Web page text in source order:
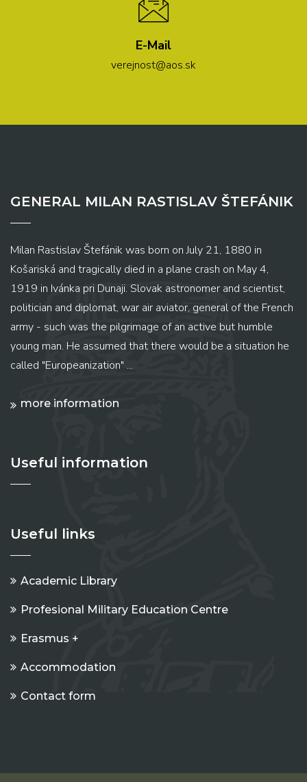
E-Mail
verejnost@aos.sk
GENERAL MILAN RASTISLAV ŠTEFÁNIK
Milan Rastislav Štefánik was born on July 21, 1880 in
Košariská and tragically died in a plane crash on May 4,
1919 in Ivánka pri Dunaji. Slovak astronomer and scientist,
politician and diplomat, war air aviator, general of the French
army - such was the pilgrimage of an active but humble
young man. He assumed that there would be a situation he
called "Europeanization" ...
more information
Useful information
Useful links
Academic Library
Profesional Military Education Centre
Erasmus +
Accommodation
Contact form